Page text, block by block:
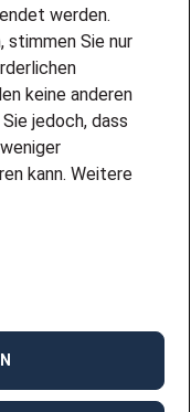
werden.
stimmen Sie nur
keine anderen
jedoch, dass
kann. Weitere